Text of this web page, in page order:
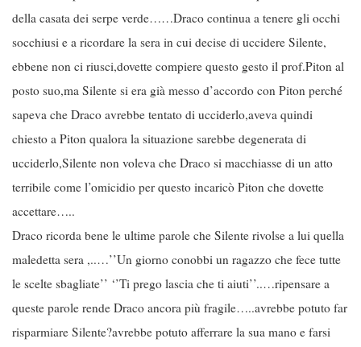
della casata dei serpe verde……Draco continua a tenere gli occhi
socchiusi e a ricordare la sera in cui decise di uccidere Silente,
ebbene non ci riusci,dovette compiere questo gesto il prof.Piton al
posto suo,ma Silente si era già messo d’accordo con Piton perché
sapeva che Draco avrebbe tentato di ucciderlo,aveva quindi
chiesto a Piton qualora la situazione sarebbe degenerata di
ucciderlo,Silente non voleva che Draco si macchiasse di un atto
terribile come l’omicidio per questo incaricò Piton che dovette
accettare…..
Draco ricorda bene le ultime parole che Silente rivolse a lui quella
maledetta sera ,..…’’Un giorno conobbi un ragazzo che fece tutte
le scelte sbagliate’’ ‘’Ti prego lascia che ti aiuti’’..…ripensare a
queste parole rende Draco ancora più fragile…..avrebbe potuto far
risparmiare Silente?avrebbe potuto afferrare la sua mano e farsi